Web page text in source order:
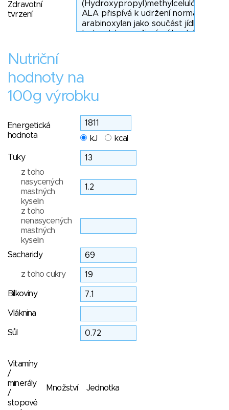
Zdravotní
tvrzení
Nutriční
hodnoty na
100g výrobku
Energetická
hodnota
kJ kcal
Tuky
z toho
nasycených
mastných
kyselin
z toho
nenasycených
mastných
kyselin
Sacharidy
z toho cukry
Bílkoviny
Vláknina
Sůl
Vitamíny
/
minerály
/
stopové
Množství Jednotka